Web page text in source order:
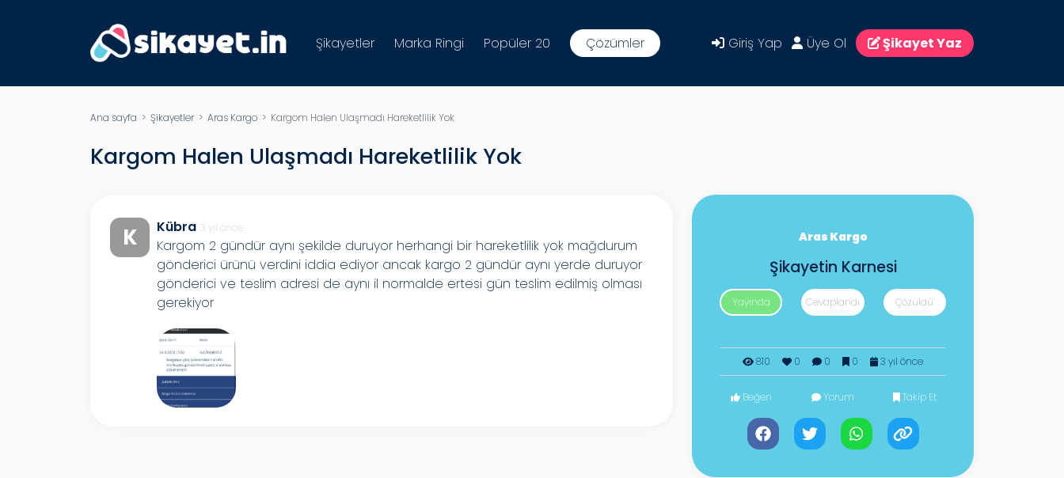
Şikayetler Marka Ringi Popüler 20 Çözümler Giriş Yap Üye Ol Şikayet Yaz
Ana sayfa > Şikayetler> Aras Kargo > Kargom Halen Ulaşmadı Hareketlilik Yok
Kargom Halen Ulaşmadı Hareketlilik Yok
K Kübra 3 yıl önce
Kargom 2 gündür aynı şekilde duruyor herhangi bir hareketlilik yok mağdurum
gönderici ürünü verdini iddia ediyor ancak kargo 2 gündür aynı yerde duruyor
gönderici ve teslim adresi de aynı il normalde ertesi gün teslim edilmiş olması
gerekiyor
Aras Kargo
Şikayetin Karnesi
Yayında Cevaplandı Çözüldü
810 0 0 0 3 yıl önce
Beğen Yorum Takip Et